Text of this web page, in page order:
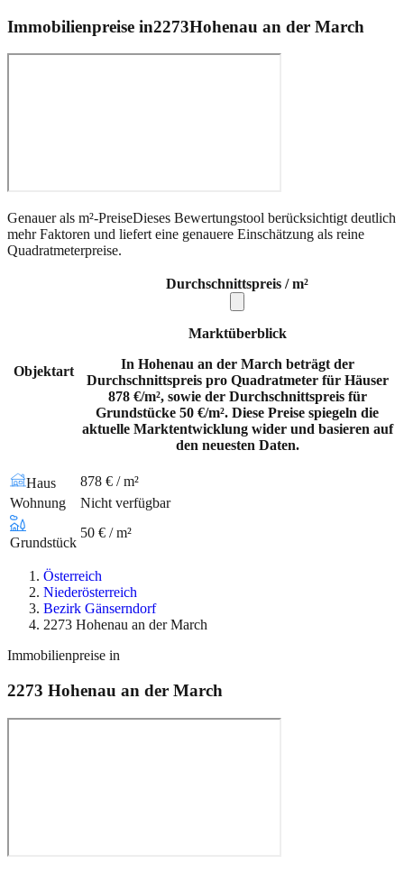
Immobilienpreise in2273Hohenau an der March
Genauer als m²-PreiseDieses Bewertungstool berücksichtigt deutlich
mehr Faktoren und liefert eine genauere Einschätzung als reine
Quadratmeterpreise.
Objektart
Durchschnittspreis / m²
Marktüberblick
In Hohenau an der March beträgt der
Durchschnittspreis pro Quadratmeter für Häuser
878 €/m², sowie der Durchschnittspreis für
Grundstücke 50 €/m². Diese Preise spiegeln die
aktuelle Marktentwicklung wider und basieren auf
den neuesten Daten.
Haus
878 € / m²
Wohnung
Nicht verfügbar
Grundstück
50 € / m²
Österreich
Niederösterreich
Bezirk Gänserndorf
2273 Hohenau an der March
Immobilienpreise in
2273 Hohenau an der March